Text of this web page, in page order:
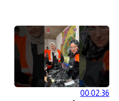
00:02:36